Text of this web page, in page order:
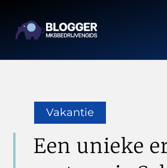
Vakantie
Een unieke